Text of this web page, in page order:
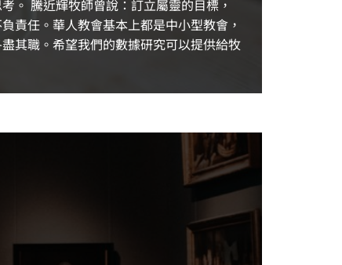
。 騰近輝牧師曾說：訂立屬靈的目標，
責任。華人教會基本上都是中小型教會，
其職。希望我們的數據研究可以提供給牧